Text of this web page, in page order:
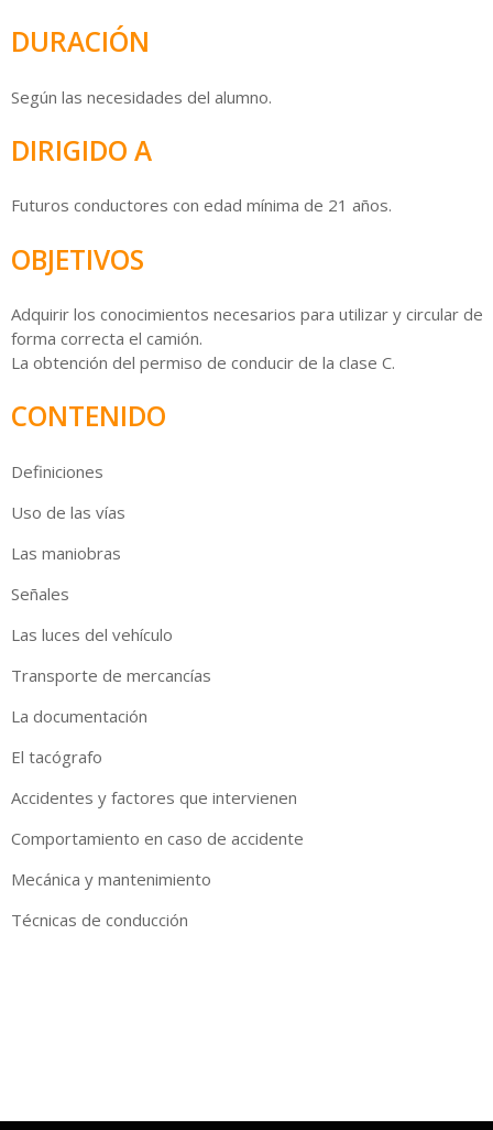
DURACIÓN
Según las necesidades del alumno.
DIRIGIDO A
Futuros conductores con edad mínima de 21 años.
OBJETIVOS
Adquirir los conocimientos necesarios para utilizar y circular de
forma correcta el camión.
La obtención del permiso de conducir de la clase C.
CONTENIDO
Definiciones
Uso de las vías
Las maniobras
Señales
Las luces del vehículo
Transporte de mercancías
La documentación
El tacógrafo
Accidentes y factores que intervienen
Comportamiento en caso de accidente
Mecánica y mantenimiento
Técnicas de conducción